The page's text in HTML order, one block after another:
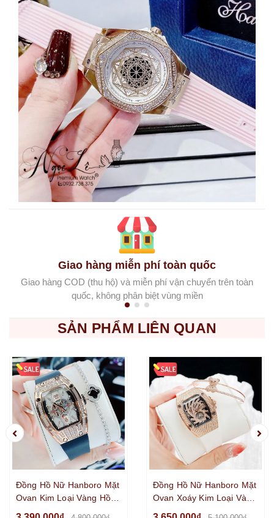
Giao hàng miễn phí toàn quốc
Giao hàng COD (thu hộ) và miễn phí vận chuyển trên toàn
quốc, không phân biệt vùng miền
SẢN PHẨM LIÊN QUAN
Đồng Hồ Nữ Hanboro Mặt
Ovan Kim Loại Vàng Hồng
Đồng Hồ Nữ Hanboro Mặt
Ovan Xoáy Kim Loại Vàng